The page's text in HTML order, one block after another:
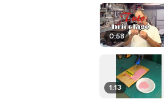
0:58
1:13